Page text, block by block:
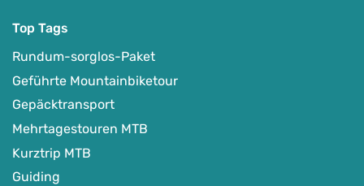
Top Tags
Rundum-sorglos-Paket
Geführte Mountainbiketour
Gepäcktransport
Mehrtagestouren MTB
Kurztrip MTB
Guiding